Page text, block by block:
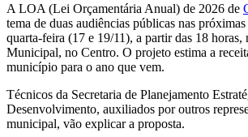
A LOA (Lei Orçamentária Anual) de 2026 de
tema de duas audiências públicas nas
quarta-feira (17 e 19/11), a partir das 18 horas,
Municipal, no Centro. O projeto estima a
município para o ano que vem.
Técnicos da Secretaria de Planejamento
Desenvolvimento, auxiliados por outros
municipal, vão explicar a proposta.